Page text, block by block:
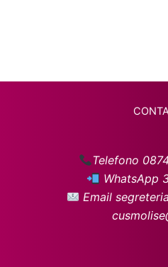
Telefono
WhatsApp
Email